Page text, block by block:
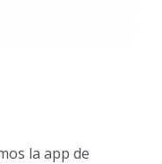
la app de